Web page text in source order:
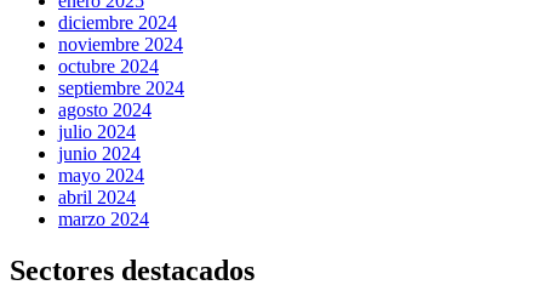
diciembre 2024
noviembre 2024
octubre 2024
septiembre 2024
agosto 2024
julio 2024
junio 2024
mayo 2024
abril 2024
marzo 2024
Sectores destacados